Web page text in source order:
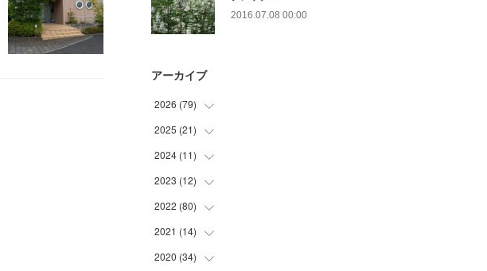
2016.07.08 00:00
アーカイブ
2026 (79)
(10
)
(30
)
(23
)
(10
)
(6
2025 (21)
(2
(9
(7
(3
2024 (11)
(1
(5
(5
2023 (12)
(5
(7
2022 (80)
(17
)
(8
2021 (14)
(1
2020 (34)